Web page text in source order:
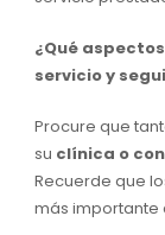
¿Qué
servicio y
Procure que
su clínica o
Recuerde que
más importante